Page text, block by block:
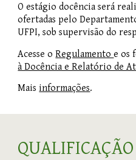
O estágio docência será
ofertadas pelo
UFPI, sob supervisão do
Acesse oRegulamentoe os
à Docência e Relatório de
Maisinformações.